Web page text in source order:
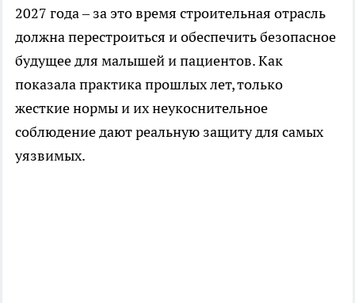
2027 года – за это время строительная отрасль
должна перестроиться и обеспечить безопасное
будущее для малышей и пациентов. Как
показала практика прошлых лет, только
жесткие нормы и их неукоснительное
соблюдение дают реальную защиту для самых
уязвимых.